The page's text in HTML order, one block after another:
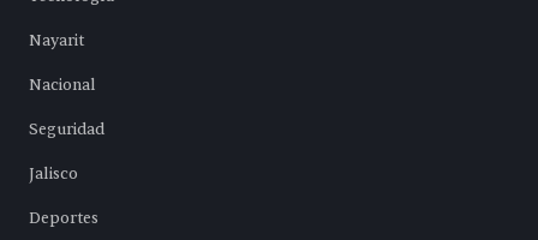
Nayarit
Nacional
Seguridad
Jalisco
Deportes